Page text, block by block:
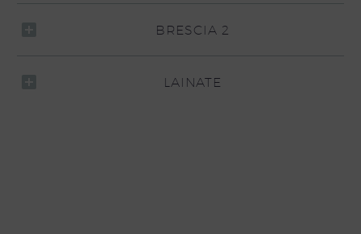
BRESCIA 2
LAINATE